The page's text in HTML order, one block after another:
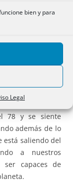
bien y para
Legal
de la que no
de horas
como autorizó
un mensaje
lenguas son
78 y se siente
además de lo
está saliendo del
a nuestros
capaces de